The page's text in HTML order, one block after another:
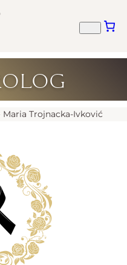
Maria Trojnacka-Ivković